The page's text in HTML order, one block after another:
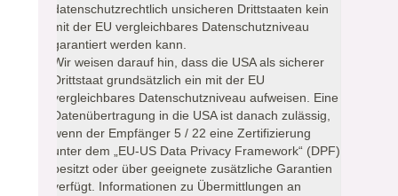
datenschutzrechtlich unsicheren Drittstaaten kein
mit der EU vergleichbares Datenschutzniveau
garantiert werden kann.
Wir weisen darauf hin, dass die USA als sicherer
Drittstaat grundsätzlich ein mit der EU
vergleichbares Datenschutzniveau aufweisen. Eine
Datenübertragung in die USA ist danach zulässig,
wenn der Empfänger 5 / 22 eine Zertifizierung
unter dem „EU-US Data Privacy Framework“ (DPF)
besitzt oder über geeignete zusätzliche Garantien
verfügt. Informationen zu Übermittlungen an